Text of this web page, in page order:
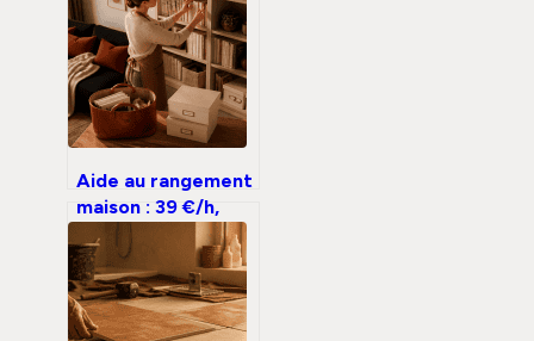
Aide au rangement
maison : 39 €/h,
sérénité retrouvée
et 4 étapes pour
désencombrer
votre quotidien